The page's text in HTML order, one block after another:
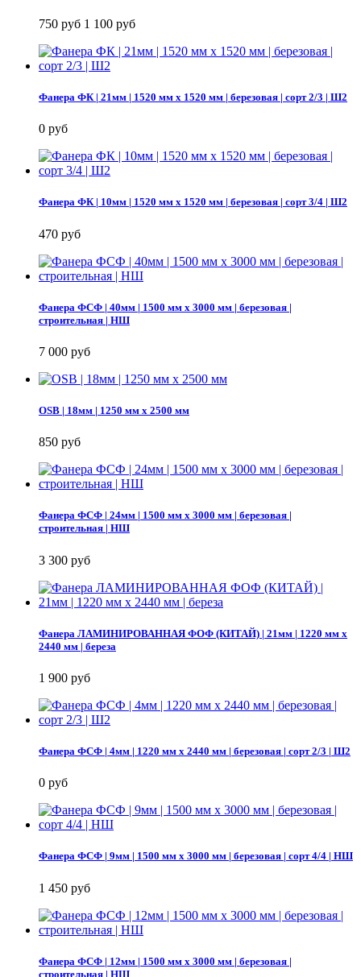
750 руб 1 100 руб
Фанера ФК | 21мм | 1520 мм х 1520 мм | березовая | сорт 2/3 | Ш2
0 руб
Фанера ФК | 10мм | 1520 мм х 1520 мм | березовая | сорт 3/4 | Ш2
470 руб
Фанера ФСФ | 40мм | 1500 мм х 3000 мм | березовая |
строительная | НШ
7 000 руб
OSB | 18мм | 1250 мм х 2500 мм
850 руб
Фанера ФСФ | 24мм | 1500 мм х 3000 мм | березовая |
строительная | НШ
3 300 руб
Фанера ЛАМИНИРОВАННАЯ ФОФ (КИТАЙ) | 21мм | 1220 мм х
2440 мм | береза
1 900 руб
Фанера ФСФ | 4мм | 1220 мм х 2440 мм | березовая | сорт 2/3 | Ш2
0 руб
Фанера ФСФ | 9мм | 1500 мм х 3000 мм | березовая | сорт 4/4 | НШ
1 450 руб
Фанера ФСФ | 12мм | 1500 мм х 3000 мм | березовая |
строительная | НШ